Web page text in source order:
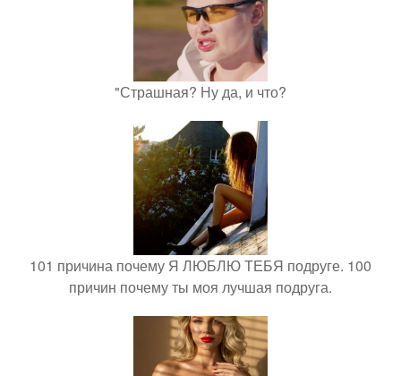
"Страшная? Ну да, и что?
101 причина почему Я ЛЮБЛЮ ТЕБЯ подруге. 100
причин почему ты моя лучшая подруга.